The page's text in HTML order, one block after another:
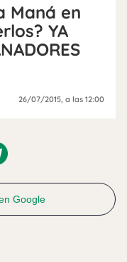
Maná en
YA
26/07/2015 , a las 12:00
Google